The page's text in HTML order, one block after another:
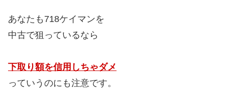
あなたも718ケイマンを
中古で狙っているなら
下取り額を信用しちゃダメ
っていうのにも注意です。